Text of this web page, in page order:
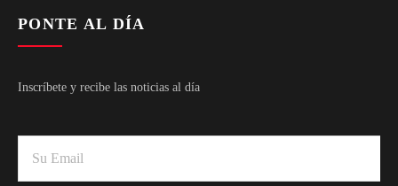
PONTE AL DÍA
Inscríbete y recibe las noticias al día